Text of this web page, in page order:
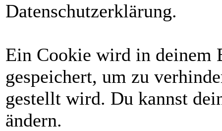
Datenschutzerklärung.
Ein Cookie wird in deinem
gespeichert, um zu
gestellt wird. Du kannst
ändern.